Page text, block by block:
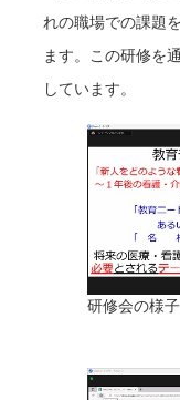
れの職場での課題
ます。この研修を
しています。
研修会の様子